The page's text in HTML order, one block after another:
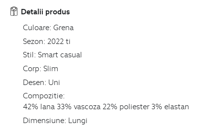
Detalii produs
Culoare: Grena
Sezon: 2022 ti
Stil: Smart casual
Corp: Slim
Desen: Uni
Compozitie:
42% lana 33% vascoza 22% poliester 3% elastan
Dimensiune: Lungi